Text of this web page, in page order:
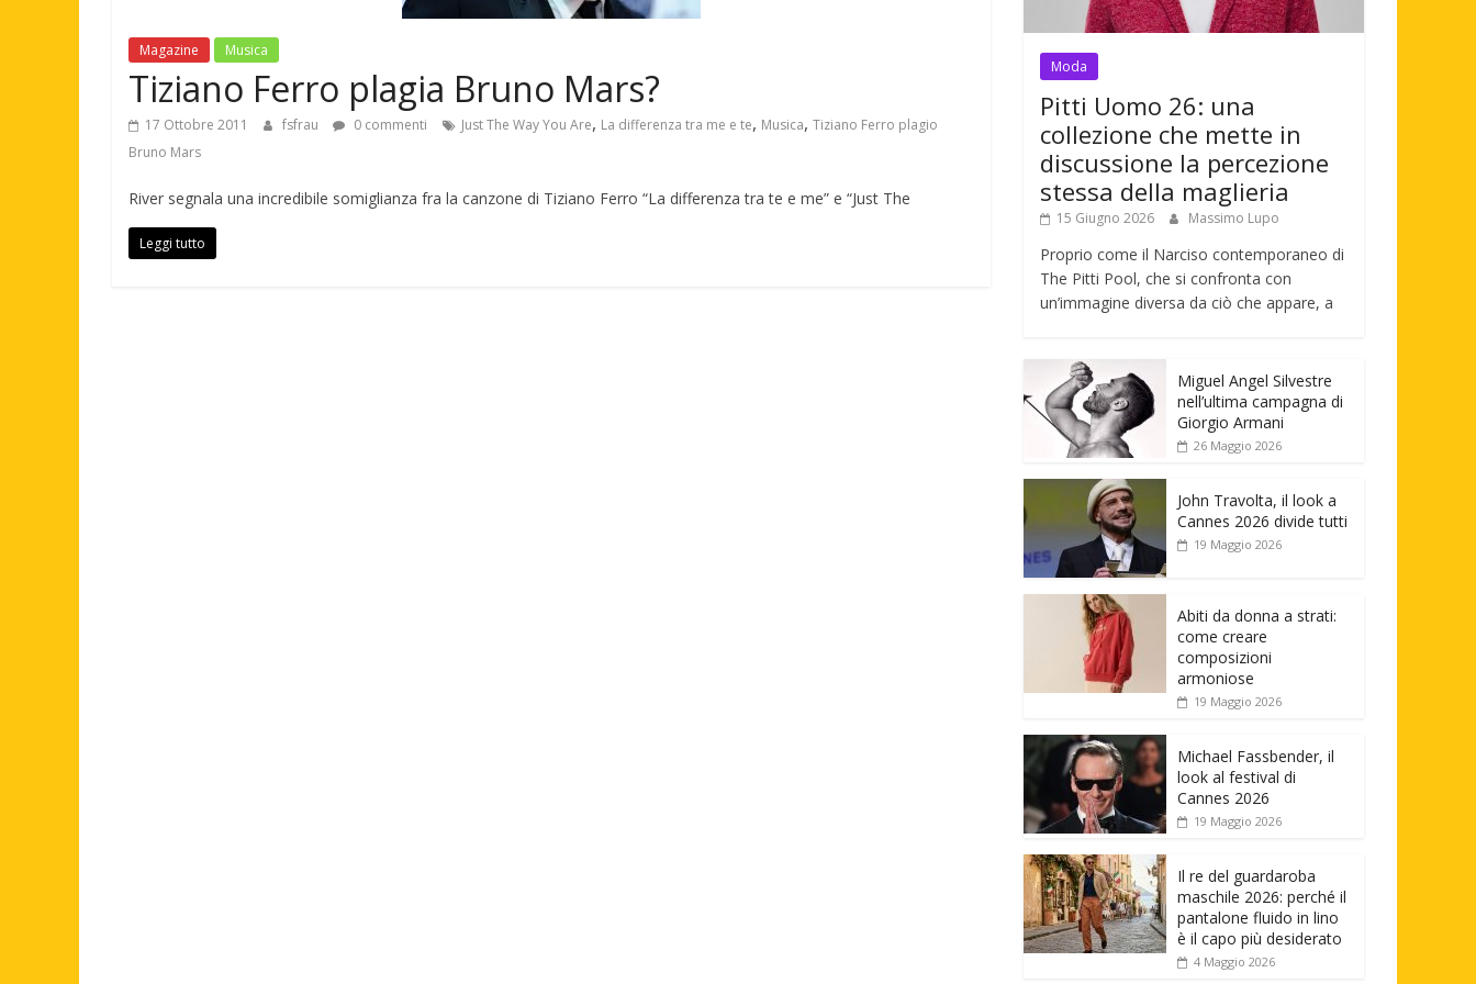
Magazine Musica
Tiziano Ferro plagia Bruno Mars?
17 Ottobre 2011 fsfrau 0 commenti Just The Way You Are, La differenza tra me e te, Musica, Tiziano Ferro plagio
Bruno Mars
River segnala una incredibile somiglianza fra la canzone di Tiziano Ferro “La differenza tra te e me” e “Just The
Leggi tutto
Moda
Pitti Uomo 26: una
collezione che mette in
discussione la percezione
stessa della maglieria
15 Giugno 2026 Massimo Lupo
Proprio come il Narciso contemporaneo di
The Pitti Pool, che si confronta con
un’immagine diversa da ciò che appare, a
Miguel Angel Silvestre
nell’ultima campagna di
Giorgio Armani
26 Maggio 2026
John Travolta, il look a
Cannes 2026 divide tutti
19 Maggio 2026
Abiti da donna a strati:
come creare
composizioni
armoniose
19 Maggio 2026
Michael Fassbender, il
look al festival di
Cannes 2026
19 Maggio 2026
Il re del guardaroba
maschile 2026: perché il
pantalone fluido in lino
è il capo più desiderato
4 Maggio 2026